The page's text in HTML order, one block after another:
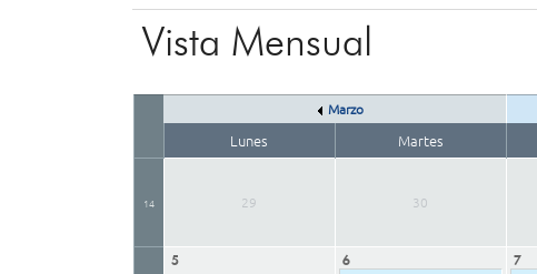
Vista Mensual
Marzo
Lunes Martes
14 29 30
5 6 7